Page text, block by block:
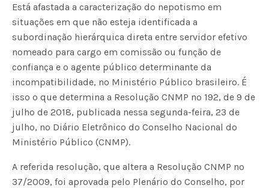
Está afastada a caracterização do nepotismo em
situações em que não esteja identificada a
subordinação hierárquica direta entre servidor efetivo
nomeado para cargo em comissão ou função de
confiança e o agente público determinante da
incompatibilidade, no Ministério Público brasileiro. É
isso o que determina a Resolução CNMP nº 192, de 9 de
julho de 2018, publicada nessa segunda-feira, 23 de
julho, no Diário Eletrônico do Conselho Nacional do
Ministério Público (CNMP).
A referida resolução, que altera a Resolução CNMP nº
37/2009, foi aprovada pelo Plenário do Conselho, por